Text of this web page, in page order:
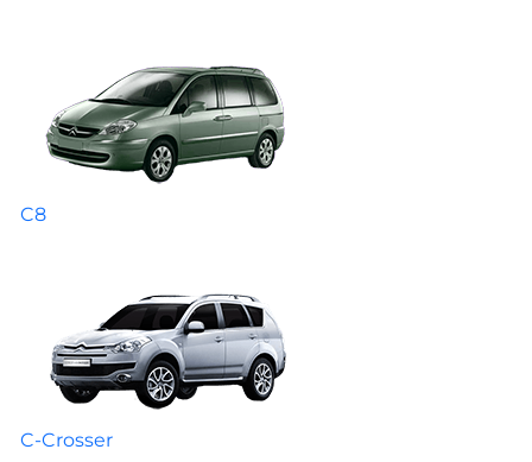
C8
C-Crosser